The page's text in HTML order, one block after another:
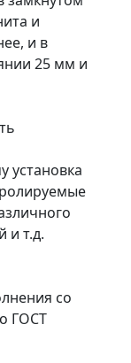
и
и в
25 мм и
установка
и т.д.
со
ГОСТ